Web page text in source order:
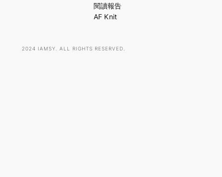
閱讀報告
AF Knit
2024 IAMSY. ALL RIGHTS RESERVED.